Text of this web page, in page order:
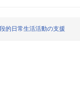
的日常生活活動の支援